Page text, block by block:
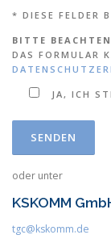
* DIESE FELDER
BITTE
DAS FORMULAR
JA, ICH
oder unter
KSKOMM
tgc@kskomm.de